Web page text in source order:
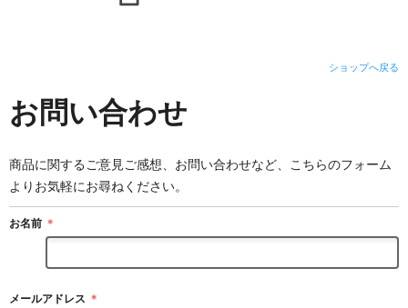
ショップへ戻る
お問い合わせ
商品に関するご意見ご感想、お問い合わせなど、こちらのフォーム
よりお気軽にお尋ねください。
お名前 ＊
メールアドレス ＊